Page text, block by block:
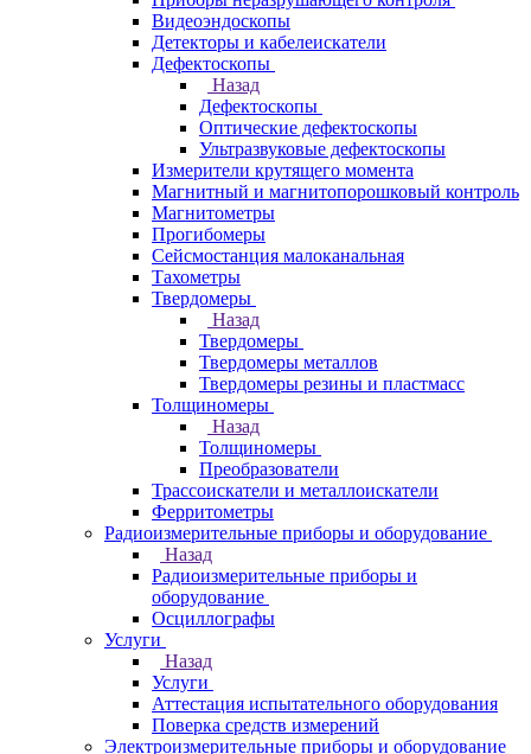
Видеоэндоскопы
Детекторы и кабелеискатели
Дефектоскопы
Назад
Дефектоскопы
Оптические дефектоскопы
Ультразвуковые дефектоскопы
Измерители крутящего момента
Магнитный и магнитопорошковый контроль
Магнитометры
Прогибомеры
Сейсмостанция малоканальная
Тахометры
Твердомеры
Назад
Твердомеры
Твердомеры металлов
Твердомеры резины и пластмасс
Толщиномеры
Назад
Толщиномеры
Преобразователи
Трассоискатели и металлоискатели
Ферритометры
Радиоизмерительные приборы и оборудование
Назад
Радиоизмерительные приборы и
оборудование
Осциллографы
Услуги
Назад
Услуги
Аттестация испытательного оборудования
Поверка средств измерений
Электроизмерительные приборы и оборудование